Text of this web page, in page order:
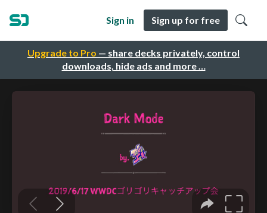
Upgrade to Pro — share decks privately, control
downloads, hide ads and more …
Sign in Sign up for free